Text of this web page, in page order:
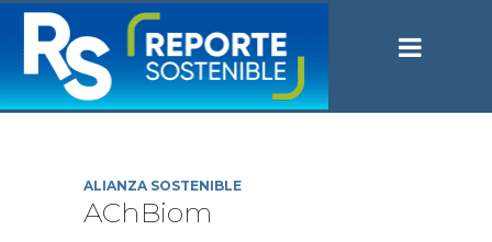
ALIANZA SOSTENIBLE
AChBiom